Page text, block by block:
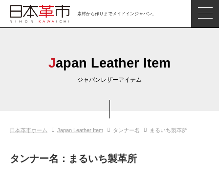
素材から作りまでメイドインジャパン。
革市通信
Japan Leather Item
ジャパンレザーアイテム
日本革市ホーム Japan Leather Item タンナー名 まるいち製革所
タンナー名：まるいち製革所